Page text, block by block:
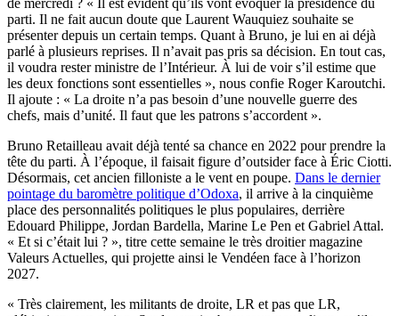
parti. Il ne fait aucun doute que Laurent Wauquiez souhaite se
présenter depuis un certain temps. Quant à Bruno, je lui en ai déjà
parlé à plusieurs reprises. Il n’avait pas pris sa décision. En tout cas,
il voudra rester ministre de l’Intérieur. À lui de voir s’il estime que
les deux fonctions sont essentielles », nous confie Roger Karoutchi.
Il ajoute : « La droite n’a pas besoin d’une nouvelle guerre des
chefs, mais d’unité. Il faut que les patrons s’accordent ».
Bruno Retailleau avait déjà tenté sa chance en 2022 pour prendre la
tête du parti. À l’époque, il faisait figure d’outsider face à Éric Ciotti.
Désormais, cet ancien filloniste a le vent en poupe. Dans le dernier
pointage du baromètre politique d’Odoxa, il arrive à la cinquième
place des personnalités politiques le plus populaires, derrière
Edouard Philippe, Jordan Bardella, Marine Le Pen et Gabriel Attal.
« Et si c’était lui ? », titre cette semaine le très droitier magazine
Valeurs Actuelles, qui projette ainsi le Vendéen face à l’horizon
2027.
« Très clairement, les militants de droite, LR et pas que LR,